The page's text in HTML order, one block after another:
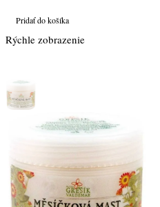
Pridať do košíka
Rýchle zobrazenie